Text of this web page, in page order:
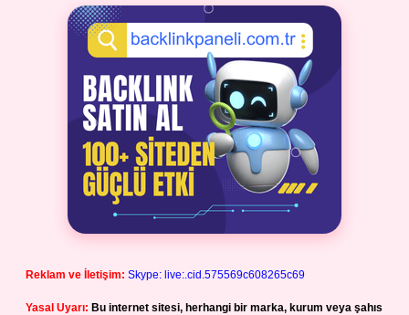
Reklam ve İletişim: Skype: live:.cid.575569c608265c69
Yasal Uyarı: Bu internet sitesi, herhangi bir marka, kurum veya şahıs